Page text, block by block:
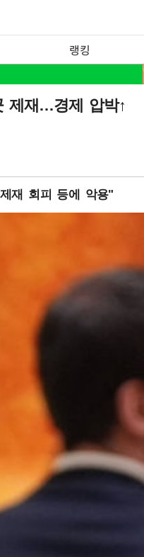
랭킹
제재…경제 압박↑
재 회피 등에 악용"